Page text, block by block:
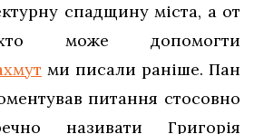
спадщину міста, а от
може допомогти
ми писали раніше. Пан
питання стосовно
називати Григорія